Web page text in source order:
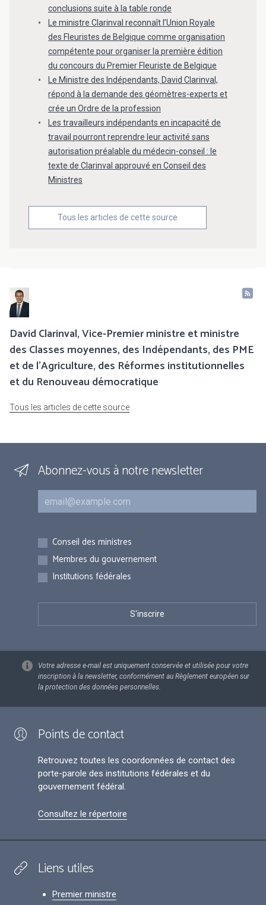
conclusions suite à la table ronde
Le ministre Clarinval reconnaît l’Union Royale
des Fleuristes de Belgique comme organisation
compétente pour organiser la première édition
du concours du Premier Fleuriste de Belgique
Le Ministre des Indépendants, David Clarinval,
répond à la demande des géomètres-experts et
crée un Ordre de la profession
Les travailleurs indépendants en incapacité de
travail pourront reprendre leur activité sans
autorisation préalable du médecin-conseil : le
texte de Clarinval approuvé en Conseil des
Ministres
Tous les articles de cette source
David Clarinval, Vice-Premier ministre et ministre
des Classes moyennes, des Indépendants, des PME
et de l’Agriculture, des Réformes institutionnelles
et du Renouveau démocratique
Tous les articles de cette source
Abonnez-vous à notre newsletter
Courriel
Inscriptions
Conseil des ministres
Membres du gouvernement
Institutions fédérales
Votre adresse e-mail est uniquement conservée et utilisée pour votre
inscription à la newsletter, conformément au Règlement européen sur
la protection des données personnelles.
Points de contact
Retrouvez toutes les coordonnées de contact des
porte-parole des institutions fédérales et du
gouvernement fédéral.
Consultez le répertoire
Liens utiles
Premier ministre